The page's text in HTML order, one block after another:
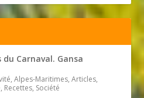
du Carnaval. Gansa
Alpes-Maritimes, Articles,
Recettes, Société